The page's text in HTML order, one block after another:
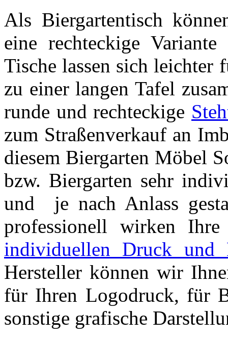
Als Biergartentisch
eine rechteckige
Tische lassen sich leichter
zu einer langen Tafel
runde und rechteckige
zum Straßenverkauf an
diesem Biergarten Möbel
bzw. Biergarten sehr
und je nach Anlass
professionell wirken
individuellen Druck und
Hersteller können wir
für Ihren Logodruck, für
sonstige grafische